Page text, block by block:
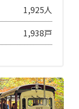
1,925人
1,938戸